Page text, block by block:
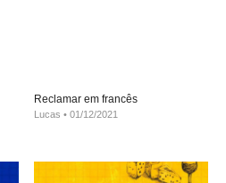
Reclamar em francês
Lucas 01/12/2021